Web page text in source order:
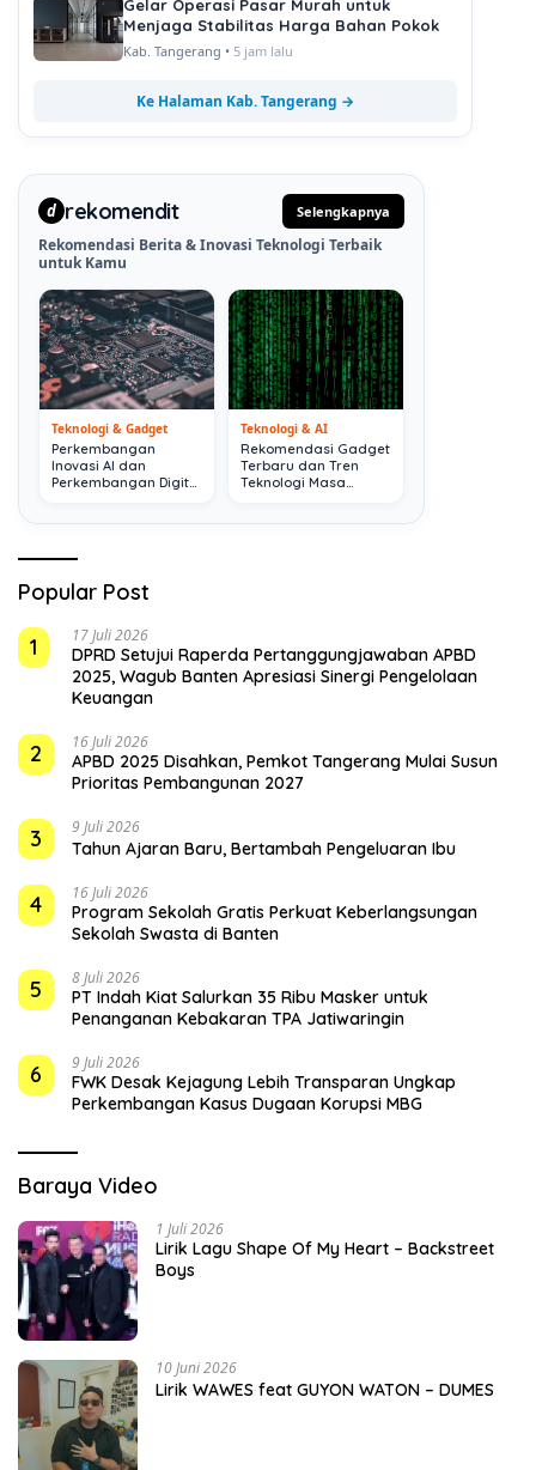
Gelar Operasi Pasar Murah untuk
Menjaga Stabilitas Harga Bahan Pokok
Kab. Tangerang • 5 jam lalu
Ke Halaman Kab. Tangerang →
d rekomendit Selengkapnya
Rekomendasi Berita & Inovasi Teknologi Terbaik
untuk Kamu
Teknologi & Gadget
Perkembangan
Inovasi AI dan
Perkembangan Digital
Teknologi & AI
Rekomendasi Gadget
Terbaru dan Tren
Teknologi Masa
Popular Post
1
17 Juli 2026
DPRD Setujui Raperda Pertanggungjawaban APBD
2025, Wagub Banten Apresiasi Sinergi Pengelolaan
Keuangan
2 16 Juli 2026
APBD 2025 Disahkan, Pemkot Tangerang Mulai Susun
Prioritas Pembangunan 2027
3 9 Juli 2026
Tahun Ajaran Baru, Bertambah Pengeluaran Ibu
4 16 Juli 2026
Program Sekolah Gratis Perkuat Keberlangsungan
Sekolah Swasta di Banten
5 8 Juli 2026
PT Indah Kiat Salurkan 35 Ribu Masker untuk
Penanganan Kebakaran TPA Jatiwaringin
6 9 Juli 2026
FWK Desak Kejagung Lebih Transparan Ungkap
Perkembangan Kasus Dugaan Korupsi MBG
Baraya Video
1 Juli 2026
Lirik Lagu Shape Of My Heart – Backstreet
Boys
10 Juni 2026
Lirik WAWES feat GUYON WATON – DUMES